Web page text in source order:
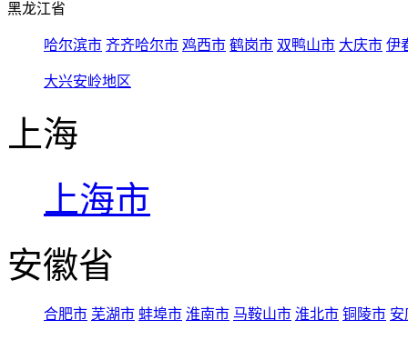
黑龙江省
哈尔滨市 齐齐哈尔市 鸡西市 鹤岗市 双鸭山市 大庆市 伊
大兴安岭地区
上海
上海市
安徽省
合肥市 芜湖市 蚌埠市 淮南市 马鞍山市 淮北市 铜陵市 安